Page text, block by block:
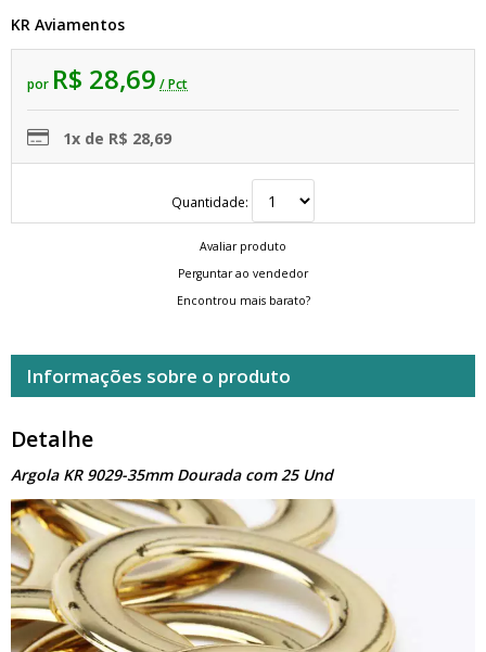
KR Aviamentos
por R$ 28,69 / Pct
1x de R$ 28,69
Quantidade:
Avaliar produto
Perguntar ao vendedor
Encontrou mais barato?
Informações sobre o produto
Detalhe
Argola KR 9029-35mm Dourada com 25 Und